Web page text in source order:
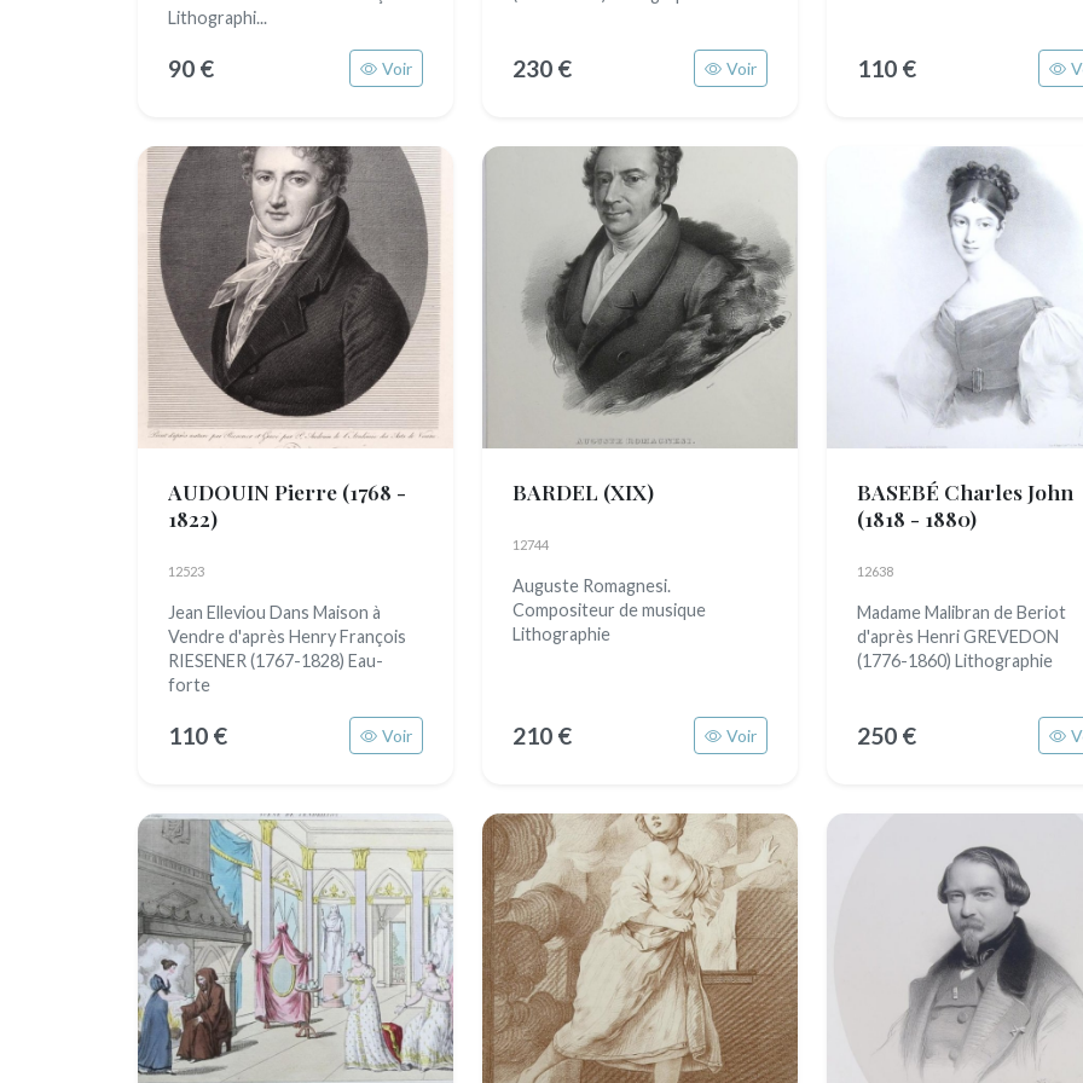
Lithographi...
90 € Voir 230 € Voir 110 €
AUDOUIN Pierre (1768 -
1822)
12523
Jean Elleviou Dans Maison à
Vendre d'après Henry François
RIESENER (1767-1828) Eau-
forte
110 € Voir
BARDEL (XIX)
12744
Auguste Romagnesi.
Compositeur de musique
Lithographie
210 € Voir
BASEBÉ Charles John
(1818 - 1880)
12638
Madame Malibran de Beriot
d'après Henri GREVEDON
(1776-1860) Lithographie
250 €